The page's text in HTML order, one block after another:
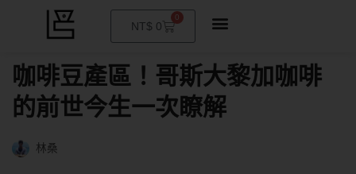
NT$ 0
0
購
咖啡豆產區！哥斯大黎加咖啡
的前世今生一次瞭解
林桑